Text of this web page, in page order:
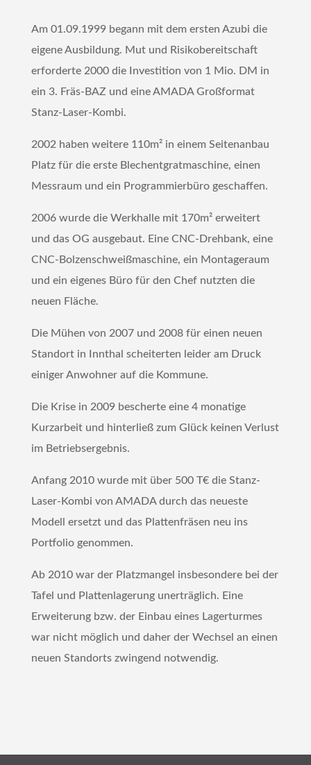
Am 01.09.1999 begann mit dem ersten Azubi die
eigene Ausbildung. Mut und Risikobereitschaft
erforderte 2000 die Investition von 1 Mio. DM in
ein 3. Fräs-BAZ und eine AMADA Großformat
Stanz-Laser-Kombi.
2002 haben weitere 110m² in einem Seitenanbau
Platz für die erste Blechentgratmaschine, einen
Messraum und ein Programmierbüro geschaffen.
2006 wurde die Werkhalle mit 170m² erweitert
und das OG ausgebaut. Eine CNC-Drehbank, eine
CNC-Bolzenschweißmaschine, ein Montageraum
und ein eigenes Büro für den Chef nutzten die
neuen Fläche.
Die Mühen von 2007 und 2008 für einen neuen
Standort in Innthal scheiterten leider am Druck
einiger Anwohner auf die Kommune.
Die Krise in 2009 bescherte eine 4 monatige
Kurzarbeit und hinterließ zum Glück keinen Verlust
im Betriebsergebnis.
Anfang 2010 wurde mit über 500 T€ die Stanz-
Laser-Kombi von AMADA durch das neueste
Modell ersetzt und das Plattenfräsen neu ins
Portfolio genommen.
Ab 2010 war der Platzmangel insbesondere bei der
Tafel und Plattenlagerung unerträglich. Eine
Erweiterung bzw. der Einbau eines Lagerturmes
war nicht möglich und daher der Wechsel an einen
neuen Standorts zwingend notwendig.